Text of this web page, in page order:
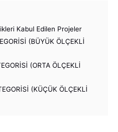
Kabul Edilen Projeler
(BÜYÜK ÖLÇEKLİ
(ORTA ÖLÇEKLİ
(KÜÇÜK ÖLÇEKLİ